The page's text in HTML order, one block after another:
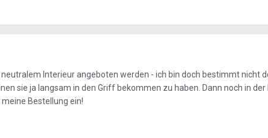
Interieur angeboten werden - ich bin doch bestimmt nicht
sie ja langsam in den Griff bekommen zu haben. Dann noch in
Bestellung ein!